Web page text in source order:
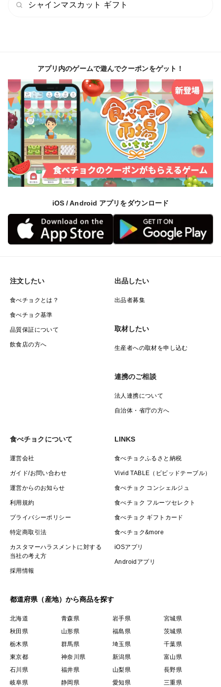
シャインマスカット ギフト
アプリ内のゲームで遊んでクーポンをゲット！
iOS / Android アプリをダウンロード
注文したい
食べチョクとは？
食べチョク基準
品質保証について
飲食店の方へ
出品したい
出品者募集
取材したい
生産者への取材を申し込む
連携のご相談
法人連携について
自治体・省庁の方へ
食べチョクについて
運営会社
ガイド/お問い合わせ
運営からのお知らせ
利用規約
プライバシーポリシー
特定商取引法
カスタマーハラスメントに対する
当社の考え方
採用情報
LINKS
食べチョクふるさと納税
Vivid TABLE（ビビッドテーブル）
食べチョク コンシェルジュ
食べチョク フルーツセレクト
食べチョク ギフトカード
食べチョク&more
iOSアプリ
Androidアプリ
都道府県（産地）から商品を探す
北海道 青森県 岩手県
宮城県
秋田県
山形県 福島県
茨城県
栃木県
群馬県 埼玉県
千葉県
東京都
神奈川県 新潟県
富山県
石川県
福井県 山梨県
長野県
岐阜県
静岡県 愛知県 三重県